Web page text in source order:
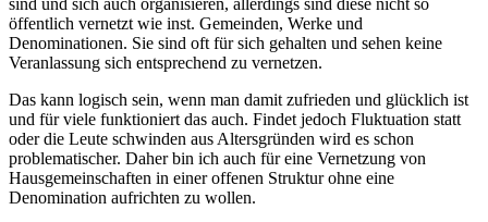
sind und sich auch organisieren, allerdings sind diese nicht so
öffentlich vernetzt wie inst. Gemeinden, Werke und
Denominationen. Sie sind oft für sich gehalten und sehen keine
Veranlassung sich entsprechend zu vernetzen.
Das kann logisch sein, wenn man damit zufrieden und glücklich ist
und für viele funktioniert das auch. Findet jedoch Fluktuation statt
oder die Leute schwinden aus Altersgründen wird es schon
problematischer. Daher bin ich auch für eine Vernetzung von
Hausgemeinschaften in einer offenen Struktur ohne eine
Denomination aufrichten zu wollen.